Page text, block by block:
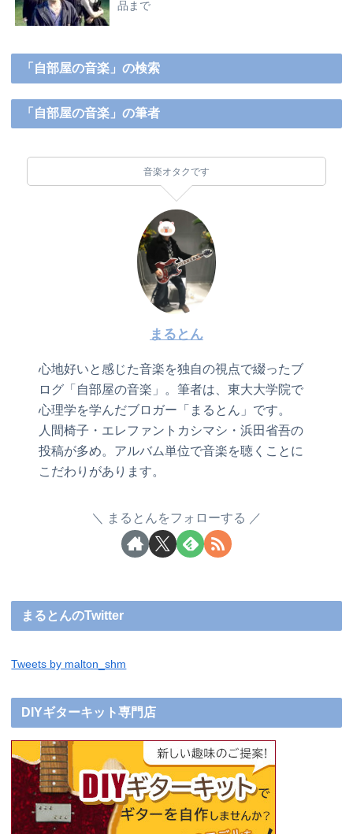
品まで
「自部屋の音楽」の検索
「自部屋の音楽」の筆者
音楽オタクです
まるとん
心地好いと感じた音楽を独自の視点で綴ったブ
ログ「自部屋の音楽」。筆者は、東大大学院で
心理学を学んだブロガー「まるとん」です。
人間椅子・エレファントカシマシ・浜田省吾の
投稿が多め。アルバム単位で音楽を聴くことに
こだわりがあります。
まるとんをフォローする
まるとんのTwitter
Tweets by malton_shm
DIYギターキット専門店